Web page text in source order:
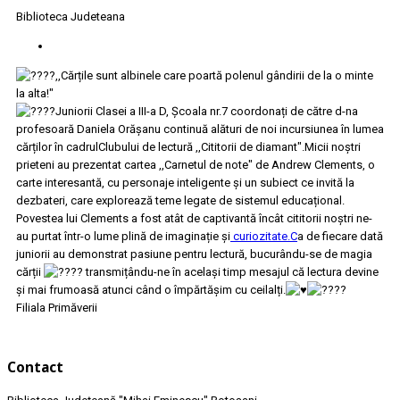
Biblioteca Judeteana
,,Cărțile sunt albinele care poartă polenul gândirii de la o minte
la alta!"
Juniorii Clasei a III-a D, Școala nr.7 coordonați de către d-na
profesoară Daniela Orășanu continuă alături de noi incursiunea în lumea
cărților în cadrulClubului de lectură ,,Cititorii de diamant".Micii noștri
prieteni au prezentat cartea ,,Carnetul de note" de Andrew Clements, o
carte interesantă, cu personaje inteligente și un subiect ce invită la
dezbateri, care explorează teme legate de sistemul educațional.
Povestea lui Clements a fost atât de captivantă încât cititorii noștri ne-
au purtat într-o lume plină de imaginație și curiozitate.Ca de fiecare dată
juniorii au demonstrat pasiune pentru lectură, bucurându-se de magia
cărții
transmițându-ne în același timp mesajul că lectura devine
și mai frumoasă atunci când o împărtășim cu ceilalți.
Filiala Primăverii
Contact